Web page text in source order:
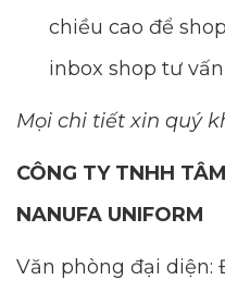
chiều cao để
inbox shop tư
Mọi chi tiết xin quý
CÔNG TY TNHH
NANUFA UNIFORM
Văn phòng đại diện: